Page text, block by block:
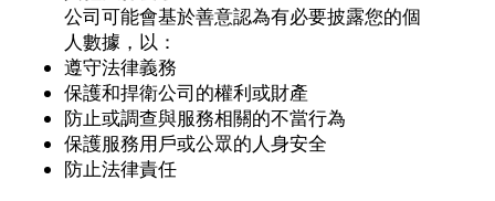
公司可能會基於善意認為有必要披露您的個
人數據，以：
遵守法律義務
保護和捍衛公司的權利或財產
防止或調查與服務相關的不當行為
保護服務用戶或公眾的人身安全
防止法律責任